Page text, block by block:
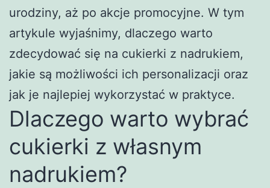
urodziny, aż po akcje promocyjne. W tym
artykule wyjaśnimy, dlaczego warto
zdecydować się na cukierki z nadrukiem,
jakie są możliwości ich personalizacji oraz
jak je najlepiej wykorzystać w praktyce.
Dlaczego warto wybrać
cukierki z własnym
nadrukiem?